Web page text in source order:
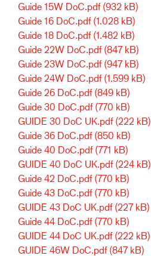
Guide 15W DoC.pdf (932 kB)
Guide 16 DoC.pdf (1.028 kB)
Guide 18 DoC.pdf (1.482 kB)
Guide 22W DoC.pdf (847 kB)
Guide 23W DoC.pdf (947 kB)
Guide 24W DoC.pdf (1.599 kB)
Guide 26 DoC.pdf (849 kB)
Guide 30 DoC.pdf (770 kB)
GUIDE 30 DoC UK.pdf (222 kB)
Guide 36 DoC.pdf (850 kB)
Guide 40 DoC.pdf (771 kB)
GUIDE 40 DoC UK.pdf (224 kB)
Guide 42 DoC.pdf (770 kB)
Guide 43 DoC.pdf (770 kB)
GUIDE 43 DoC UK.pdf (227 kB)
Guide 44 DoC.pdf (770 kB)
GUIDE 44 DoC UK.pdf (222 kB)
GUIDE 46W DoC.pdf (847 kB)